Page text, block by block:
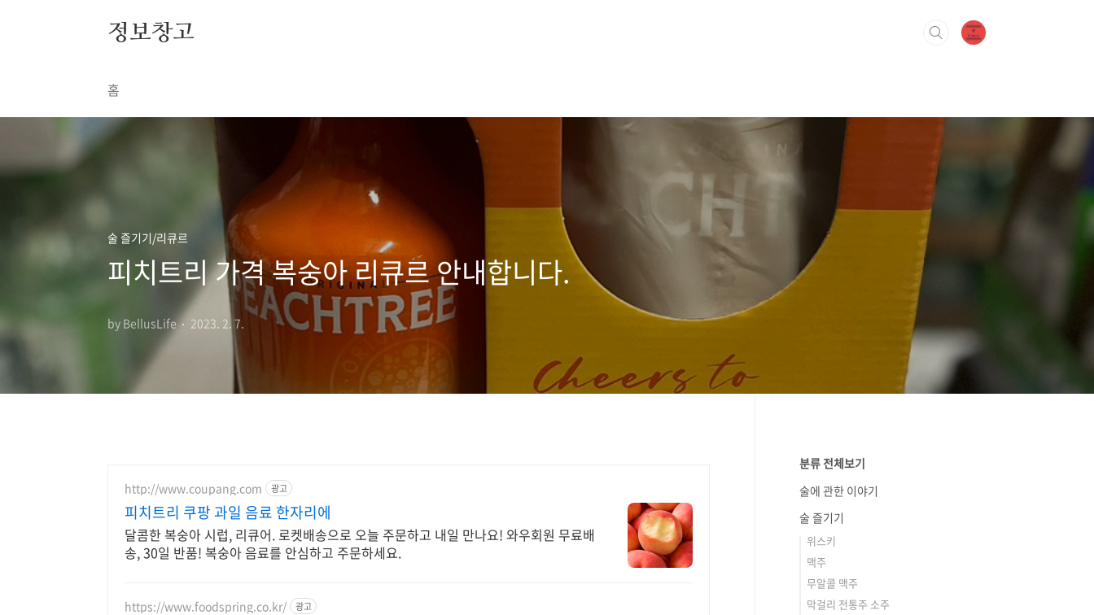
정보창고
홈
술 즐기기/리큐르
피치트리 가격 복숭아 리큐르 안내합니다.
by BellusLife 2023. 2. 7.
http://www.coupang.com 광고
피치트리 쿠팡 과일 음료 한자리에
달콤한 복숭아 시럽, 리큐어. 로켓배송으로 오늘 주문하고 내일 만나요! 와우회원 무료배
송, 30일 반품! 복숭아 음료를 안심하고 주문하세요.
https://www.foodspring.co.kr/ 광고
분류 전체보기
술에 관한 이야기
술 즐기기
위스키
맥주
무알콜 맥주
막걸리 전통주 소주